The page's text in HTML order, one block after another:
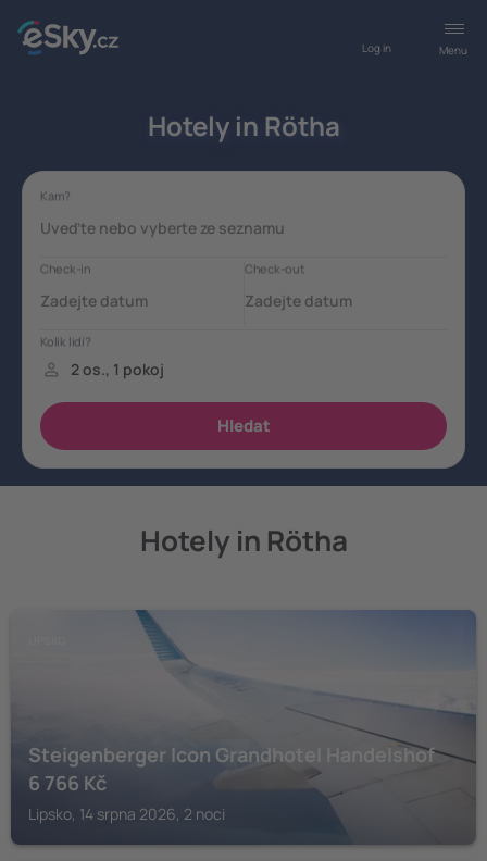
Menu
Log in
Hotely in Rötha
Hotely in Rötha
Steigenberger Icon Grandhotel Handelshof
6 766 Kč
Lipsko, 14 srpna 2026, 2 noci